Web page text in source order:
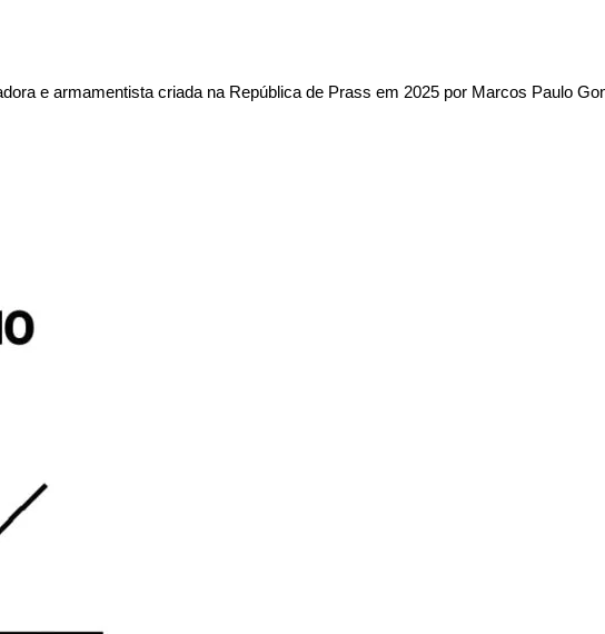
e armamentista criada na República de Prass em 2025 por Marcos Paulo